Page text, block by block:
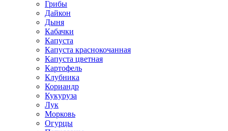
Грибы
Дайкон
Дыня
Кабачки
Капуста
Капуста краснокочанная
Капуста цветная
Картофель
Клубника
Кориандр
Кукуруза
Лук
Морковь
Огурцы